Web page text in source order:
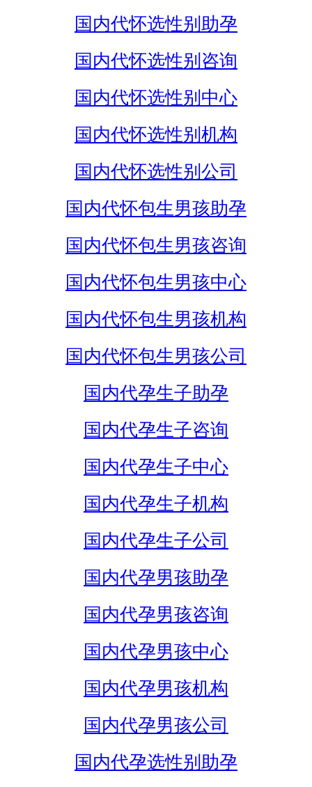
国内代怀选性别助孕
国内代怀选性别咨询
国内代怀选性别中心
国内代怀选性别机构
国内代怀选性别公司
国内代怀包生男孩助孕
国内代怀包生男孩咨询
国内代怀包生男孩中心
国内代怀包生男孩机构
国内代怀包生男孩公司
国内代孕生子助孕
国内代孕生子咨询
国内代孕生子中心
国内代孕生子机构
国内代孕生子公司
国内代孕男孩助孕
国内代孕男孩咨询
国内代孕男孩中心
国内代孕男孩机构
国内代孕男孩公司
国内代孕选性别助孕